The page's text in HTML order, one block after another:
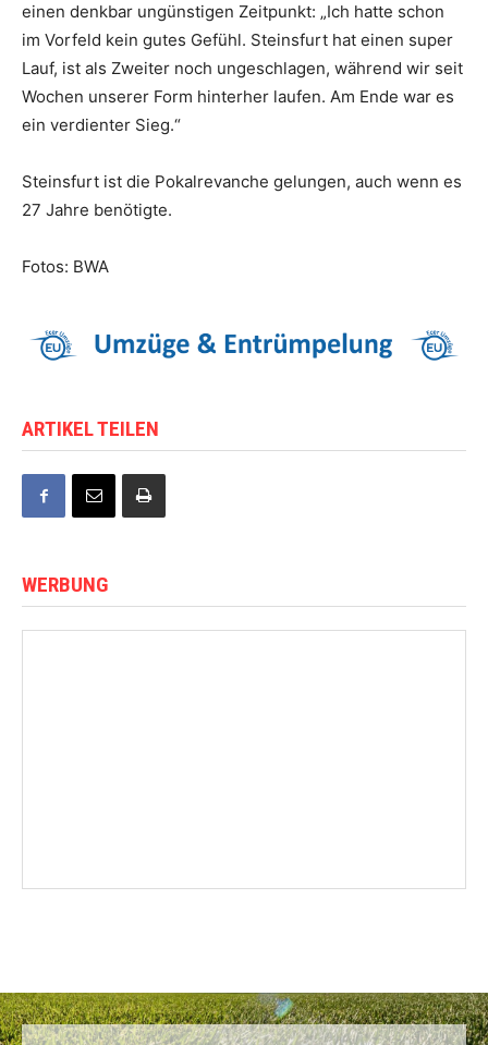
einen denkbar ungünstigen Zeitpunkt: „Ich hatte schon
im Vorfeld kein gutes Gefühl. Steinsfurt hat einen super
Lauf, ist als Zweiter noch ungeschlagen, während wir seit
Wochen unserer Form hinterher laufen. Am Ende war es
ein verdienter Sieg.“
Steinsfurt ist die Pokalrevanche gelungen, auch wenn es
27 Jahre benötigte.
Fotos: BWA
ARTIKEL TEILEN
WERBUNG